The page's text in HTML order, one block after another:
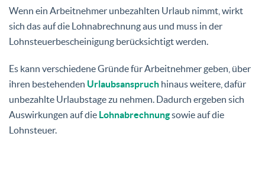
Wenn ein Arbeitnehmer unbezahlten Urlaub nimmt, wirkt
sich das auf die Lohnabrechnung aus und muss in der
Lohnsteuerbescheinigung berücksichtigt werden.
Es kann verschiedene Gründe für Arbeitnehmer geben, über
ihren bestehenden Urlaubsanspruch hinaus weitere, dafür
unbezahlte Urlaubstage zu nehmen. Dadurch ergeben sich
Auswirkungen auf die Lohnabrechnungsowie auf die
Lohnsteuer.